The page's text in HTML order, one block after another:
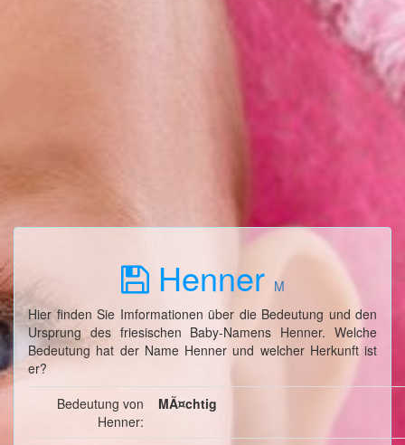
Henner M
Hier finden Sie Imformationen über die Bedeutung und den
Ursprung des friesischen Baby-Namens Henner. Welche
Bedeutung hat der Name Henner und welcher Herkunft ist
er?
Bedeutung von
Henner:
MÃ¤chtig